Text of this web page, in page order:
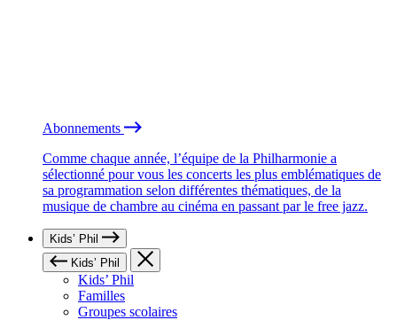
Abonnements
Comme chaque année, l’équipe de la Philharmonie a
sélectionné pour vous les concerts les plus emblématiques de
sa programmation selon différentes thématiques, de la
musique de chambre au cinéma en passant par le free jazz.
Kids’ Phil
Kids’ Phil
Kids’ Phil
Familles
Groupes scolaires